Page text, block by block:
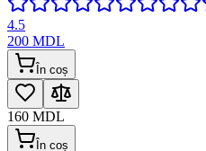
4.5
200 MDL
În coș
160 MDL
În coș